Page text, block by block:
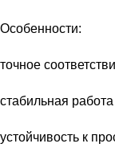
Особенности:
точное
стабильная
устойчивость к